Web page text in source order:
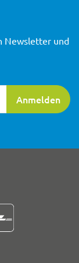
Anmelden
Newsletter und